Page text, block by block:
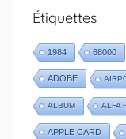
Étiquettes
1984 68000
ADOBE
ALBUM ALFA
APPLE CARD